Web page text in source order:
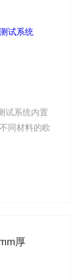
试系统内置
同材料的欧
厚